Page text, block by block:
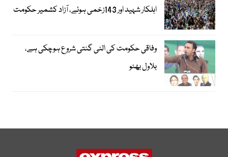
اہلکار شہید اور 143زخمی ہوئے، آزاد کشمیر حکومت
وفاقی حکومت کی الٹی گنتی شروع ہوچکی ہے،
بلاول بھٹو